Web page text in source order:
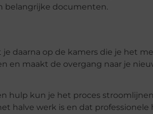
belangrijke documenten.
daarna op de kamers die je het
en maakt de overgang naar je
hulp kun je het proces
halve werk is en dat professionele